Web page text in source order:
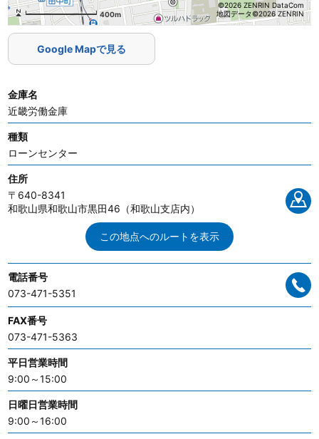
400m
©2026 ZENRIN DataCom
地図データ©2026 ZENRIN
Google Mapで見る
金庫名
近畿労働金庫
種類
ローンセンター
住所
〒640-8341
和歌山県和歌山市黒田46（和歌山支店内）
この地点へのルートを表示
電話番号
073-471-5351
FAX番号
073-471-5363
平日営業時間
9:00～15:00
日曜日営業時間
9:00～16:00